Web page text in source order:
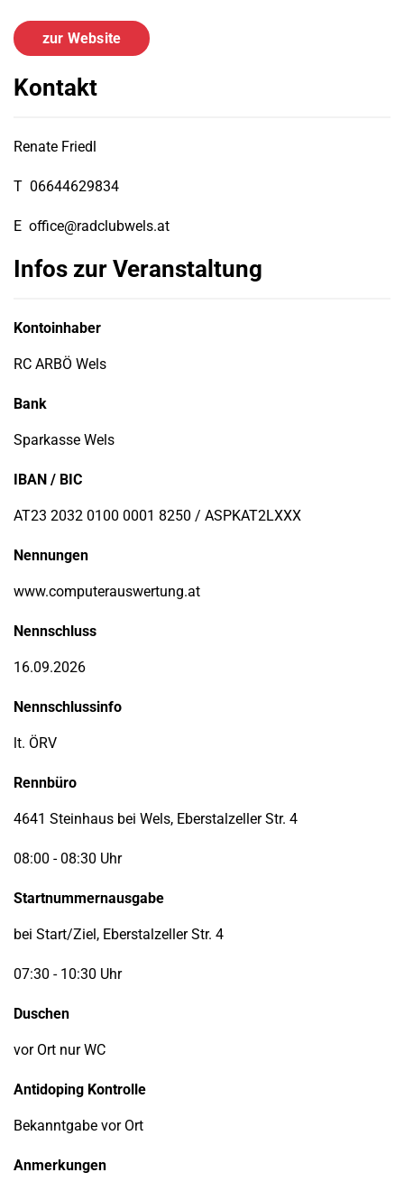
zur Website
Kontakt
Renate Friedl
T 06644629834
E office@radclubwels.at
Infos zur Veranstaltung
Kontoinhaber
RC ARBÖ Wels
Bank
Sparkasse Wels
IBAN / BIC
AT23 2032 0100 0001 8250 / ASPKAT2LXXX
Nennungen
www.computerauswertung.at
Nennschluss
16.09.2026
Nennschlussinfo
lt. ÖRV
Rennbüro
4641 Steinhaus bei Wels, Eberstalzeller Str. 4
08:00 - 08:30 Uhr
Startnummernausgabe
bei Start/Ziel, Eberstalzeller Str. 4
07:30 - 10:30 Uhr
Duschen
vor Ort nur WC
Antidoping Kontrolle
Bekanntgabe vor Ort
Anmerkungen